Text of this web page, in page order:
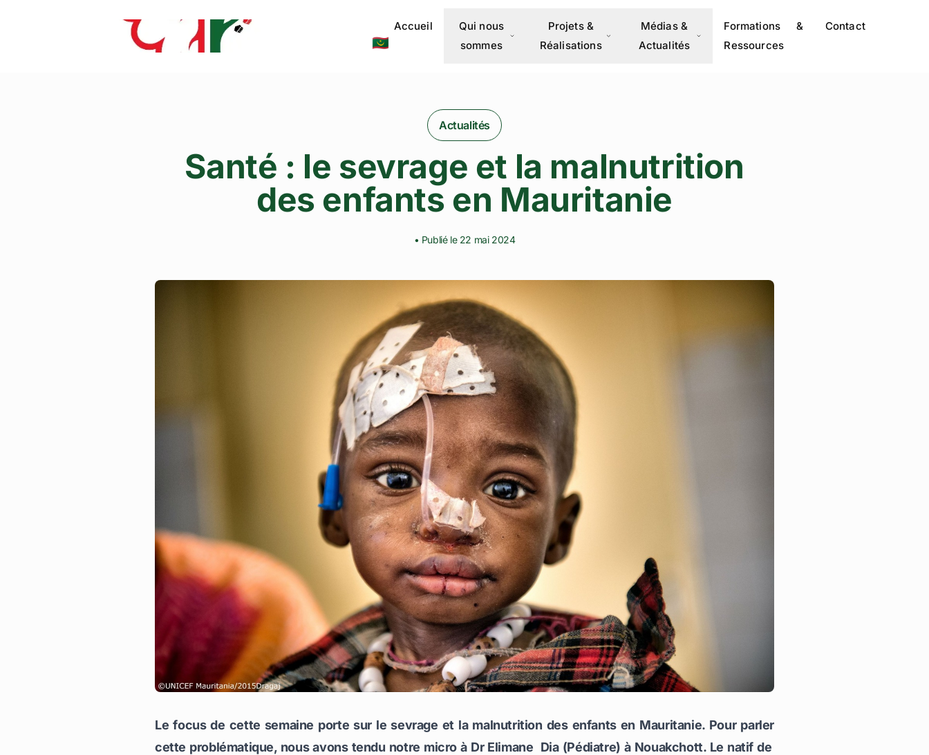
🇲🇷
Accueil
Qui nous
sommes
Projets &
Réalisations
Médias &
Actualités
Formations &
Ressources
Contact
Actualités
Santé : le sevrage et la malnutrition
des enfants en Mauritanie
• Publié le 22 mai 2024
Le focus de cette semaine porte sur le sevrage et la malnutrition des enfants en Mauritanie. Pour parler
cette problématique, nous avons tendu notre micro à Dr Elimane Dia (Pédiatre) à Nouakchott. Le natif de